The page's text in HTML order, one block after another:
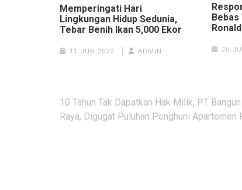
Memperingati Hari
Lingkungan Hidup Sedunia,
Tebar Benih Ikan 5,000 Ekor
11 JUN 2022 ADMIN 26
Navigasi
pos
10 Tahun Tak Dapatkan Hak Milik, PT
Raya, Digugat Puluhan Penghuni Apartemen